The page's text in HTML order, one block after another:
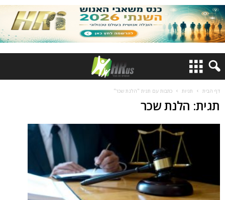
דף הבית תגיות כתבות עם תגית "הלנת שכר"
תגית: הלנת שכר